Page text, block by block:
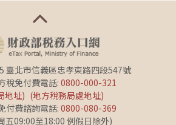
臺北市信義區忠孝東路四段547號
稅免付費電話: 0800-000-321
地址) (地方稅務局處地址)
付費諮詢電話:0800-080-369
五09:00至18:00 例假日除外)